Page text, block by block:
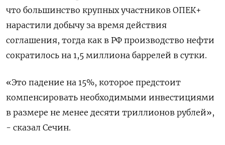
что большинство крупных участников ОПЕК+ ​
нарастили добычу ⁠за время действия
соглашения, тогда как в РФ производство нефти
сократилось на 1,5 миллиона баррелей в сутки.
«Это ‌падение на 15%, которое предстоит
компенсировать необходимыми инвестициями
в размере ‌не менее десяти триллионов рублей»,
- сказал Сечин.